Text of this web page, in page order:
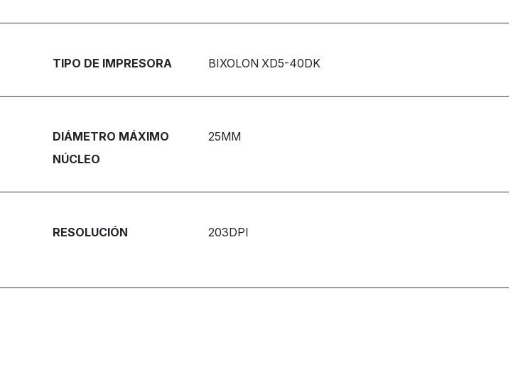
TIPO DE IMPRESORA BIXOLON XD5-40DK
DIÁMETRO MÁXIMO
NÚCLEO
25MM
RESOLUCIÓN 203DPI